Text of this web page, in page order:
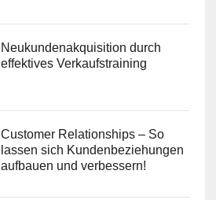
Neukundenakquisition durch
effektives Verkaufstraining
Customer Relationships – So
lassen sich Kundenbeziehungen
aufbauen und verbessern!